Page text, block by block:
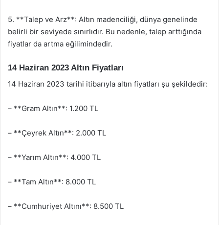
5. **Talep ve Arz**: Altın madenciliği, dünya genelinde
belirli bir seviyede sınırlıdır. Bu nedenle, talep arttığında
fiyatlar da artma eğilimindedir.
14 Haziran 2023 Altın Fiyatları
14 Haziran 2023 tarihi itibarıyla altın fiyatları şu şekildedir:
– **Gram Altın**: 1.200 TL
– **Çeyrek Altın**: 2.000 TL
– **Yarım Altın**: 4.000 TL
– **Tam Altın**: 8.000 TL
– **Cumhuriyet Altını**: 8.500 TL